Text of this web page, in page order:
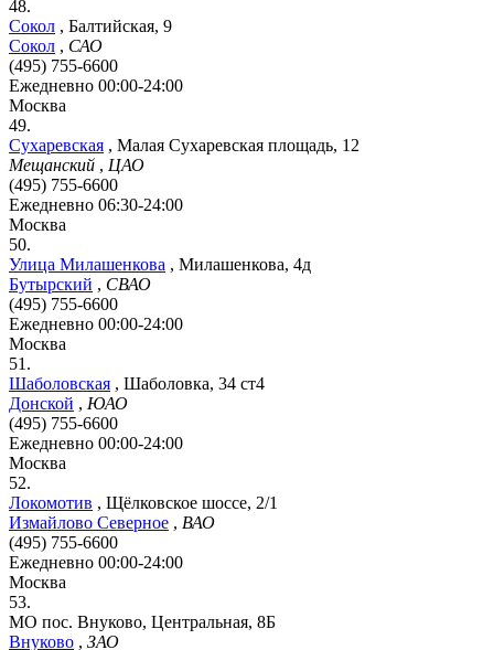
48.
Сокол , Балтийская, 9
Сокол , САО
(495) 755-6600
Ежедневно 00:00-24:00
Москва
49.
Сухаревская , Малая Сухаревская площадь, 12
Мещанский , ЦАО
(495) 755-6600
Ежедневно 06:30-24:00
Москва
50.
Улица Милашенкова , Милашенкова, 4д
Бутырский , СВАО
(495) 755-6600
Ежедневно 00:00-24:00
Москва
51.
Шаболовская , Шаболовка, 34 ст4
Донской , ЮАО
(495) 755-6600
Ежедневно 00:00-24:00
Москва
52.
Локомотив , Щёлковское шоссе, 2/1
Измайлово Северное , ВАО
(495) 755-6600
Ежедневно 00:00-24:00
Москва
53.
МО пос. Внуково, Центральная, 8Б
Внуково , ЗАО